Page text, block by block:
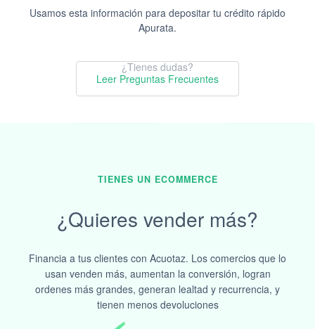
Usamos esta información para depositar tu crédito rápido
Apurata.
¿Tienes dudas?
Leer Preguntas Frecuentes
TIENES UN ECOMMERCE
¿Quieres vender más?
Financia a tus clientes con Acuotaz. Los comercios que lo
usan venden más, aumentan la conversión, logran
ordenes más grandes, generan lealtad y recurrencia, y
tienen menos devoluciones